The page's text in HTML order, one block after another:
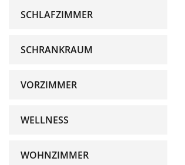
SCHLAFZIMMER
SCHRANKRAUM
VORZIMMER
WELLNESS
WOHNZIMMER